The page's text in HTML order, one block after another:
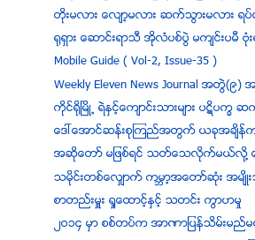
တိုးမလား ေလ်ာ့မလား ဆက္သြားမလား ရပ္
႐ုရွား ေဆာင္းရာသီ အိုလံပစ္ပဲြ မက်င္းပမီ
Mobile Guide ( Vol-2, Issue-35 )
Weekly Eleven News Journal အတြဲ(၉
ကိုင္ရိုၿမိဳ႕ ရဲႏွင့္ေက်ာင္းသားမ်ား ပဋိပကၡ
ေဒၚေအာင္ဆန္းစုၾကည္အတြက္ ယခုအခ်ိန္
အဆိုေတာ္ မျဖစ္ရင္ သတ္ေသလိုက္မယ္လို႔ ေ
သမိုင္းတစ္ေလွ်ာက္ ကမၻာ့အေတာ္ဆံုး အမ်ိဳး
စာတည္းမႉး ႐ႈေထာင့္ႏွင့္ သတင္း ကြာဟမႈ
၂ဝ၁၄ မွာ စစ္တပ္က အာဏာျပန္သိမ္းမ